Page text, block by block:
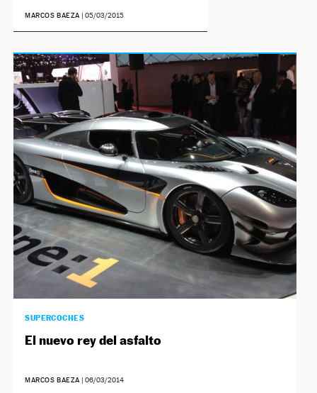
MARCOS BAEZA |05/03/2015
SUPERCOCHES
El nuevo rey del asfalto
MARCOS BAEZA |06/03/2014